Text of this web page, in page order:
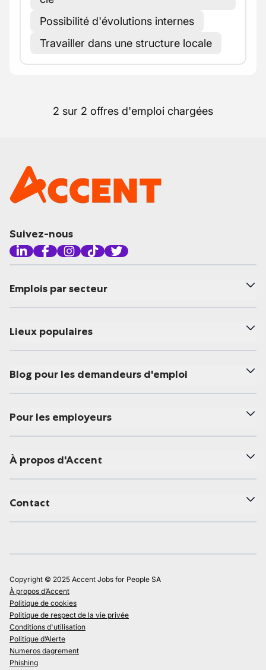
Possibilité d'évolutions internes
Travailler dans une structure locale
2 sur 2 offres d'emploi chargées
Suivez-nous
Emplois par secteur
Lieux populaires
Blog pour les demandeurs d'emploi
Pour les employeurs
À propos d'Accent
Contact
Copyright © 2025 Accent Jobs for People SA
À propos d’Accent
Politique de cookies
Politique de respect de la vie privée
Conditions d'utilisation
Politique d’Alerte
Numeros dagrement
Phishing